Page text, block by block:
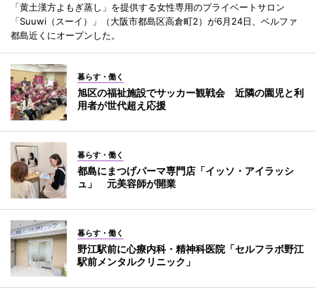
「黄土漢方よもぎ蒸し」を提供する女性専用のプライベートサロン
「Suuwi（スーイ）」（大阪市都島区高倉町2）が6月24日、ベルファ
都島近くにオープンした。
暮らす・働く
旭区の福祉施設でサッカー観戦会 近隣の園児と利
用者が世代超え応援
暮らす・働く
都島にまつげパーマ専門店「イッソ・アイラッシ
ュ」 元美容師が開業
暮らす・働く
野江駅前に心療内科・精神科医院「セルフラボ野江
駅前メンタルクリニック」